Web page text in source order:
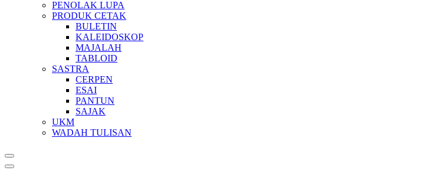
PENOLAK LUPA
PRODUK CETAK
BULETIN
KALEIDOSKOP
MAJALAH
TABLOID
SASTRA
CERPEN
ESAI
PANTUN
SAJAK
UKM
WADAH TULISAN